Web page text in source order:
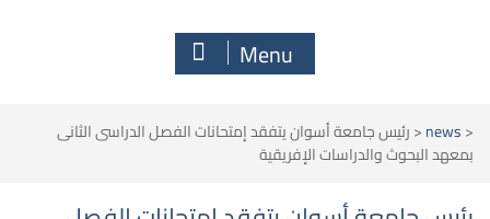
Menu
<
news
<رئيس جامعة أسوان يتفقد إمتحانات الفصل الدراسى الثانى
بمعهد البحوث والدراسات الإفريقية